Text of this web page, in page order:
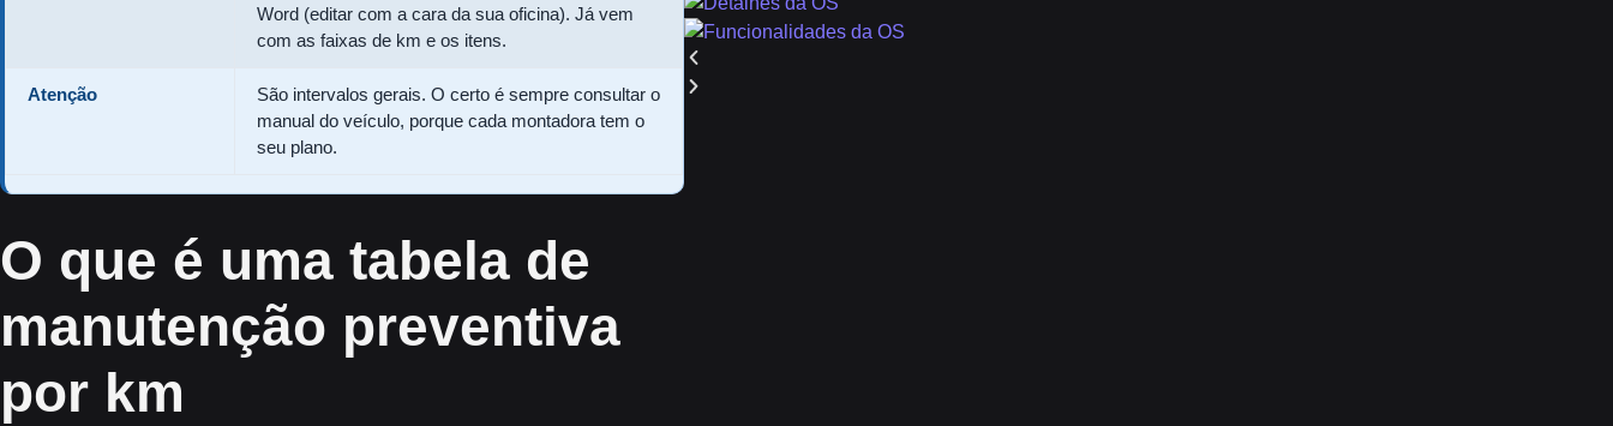
Word (editar com a cara da sua oficina). Já vem
com as faixas de km e os itens.
Atenção
São intervalos gerais. O certo é sempre consultar o
manual do veículo, porque cada montadora tem o
seu plano.
O que é uma tabela de
manutenção preventiva
por km